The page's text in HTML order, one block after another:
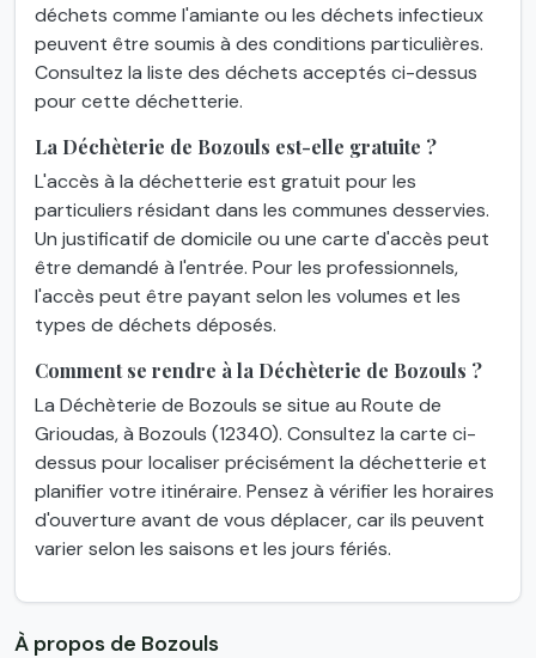
déchets comme l'amiante ou les déchets infectieux
peuvent être soumis à des conditions particulières.
Consultez la liste des déchets acceptés ci-dessus
pour cette déchetterie.
La Déchèterie de Bozouls est-elle gratuite ?
L'accès à la déchetterie est gratuit pour les
particuliers résidant dans les communes desservies.
Un justificatif de domicile ou une carte d'accès peut
être demandé à l'entrée. Pour les professionnels,
l'accès peut être payant selon les volumes et les
types de déchets déposés.
Comment se rendre à la Déchèterie de Bozouls ?
La Déchèterie de Bozouls se situe au Route de
Grioudas, à Bozouls (12340). Consultez la carte ci-
dessus pour localiser précisément la déchetterie et
planifier votre itinéraire. Pensez à vérifier les horaires
d'ouverture avant de vous déplacer, car ils peuvent
varier selon les saisons et les jours fériés.
À propos de Bozouls